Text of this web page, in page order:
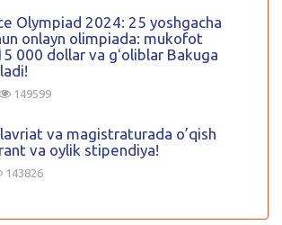
Olympiad 2024: 25 yoshgacha
onlayn olimpiada: mukofot
000 dollar va gʻoliblar Bakuga
149599
va magistraturada o’qish
va oylik stipendiya!
143826